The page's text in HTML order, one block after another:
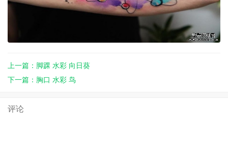
上一篇：脚踝 水彩 向日葵
下一篇：胸口 水彩 鸟